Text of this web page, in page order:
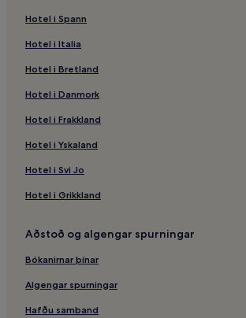
Hotel i Spann
Hotel i Italia
Hotel i Bretland
Hotel i Danmork
Hotel i Frakkland
Hotel i Yskaland
Hotel i Svi Jo
Hotel i Grikkland
Aðstoð og algengar spurningar
Bókanirnar þínar
Algengar spurningar
Hafðu samband